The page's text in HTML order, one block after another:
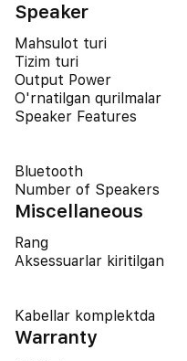
Speaker
Mahsulot turi
Tizim turi
Output Power
O'rnatilgan qurilmalar
Speaker Features
Bluetooth
Number of Speakers
Miscellaneous
Rang
Aksessuarlar kiritilgan
Kabellar komplektda
Warranty